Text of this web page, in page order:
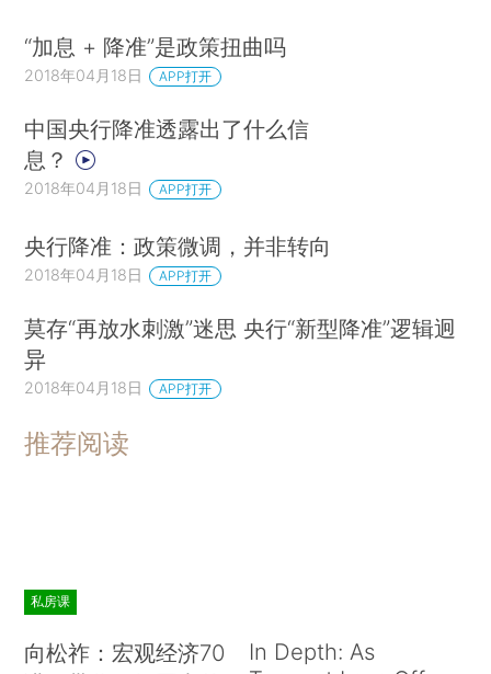
“加息 + 降准”是政策扭曲吗
2018年04月18日 APP打开
中国央行降准透露出了什么信
息？
2018年04月18日 APP打开
央行降准：政策微调，并非转向
2018年04月18日 APP打开
莫存“再放水刺激”迷思 央行“新型降准”逻辑迥
异
2018年04月18日 APP打开
推荐阅读
私房课
向松祚：宏观经济70
In Depth: As